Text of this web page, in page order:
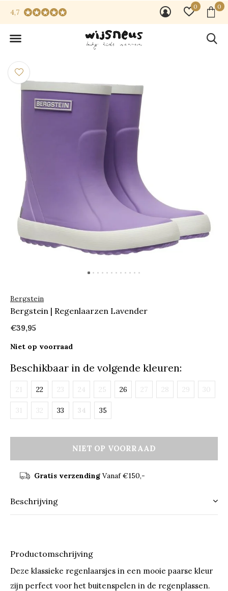
0 0
4,7
Bergstein
Bergstein | Regenlaarzen Lavender
€39,95
Niet op voorraad
Beschikbaar in de volgende kleuren:
21 22 23 24 25 26 27 28 29 30
31 32 33 34 35
NIET OP VOORRAAD
Gratis verzendingVanaf €150,-
Beschrijving
Productomschrijving
Deze klassieke regenlaarsjes in een mooie paarse kleur
zijn perfect voor het buitenspelen in de regenplassen.